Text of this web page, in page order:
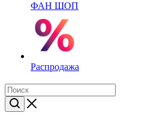
ФАН ШОП
Распродажа